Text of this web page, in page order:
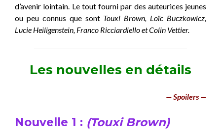
d’avenir lointain. Le tout fourni par des auteurices jeunes
ou peu connus que sont Touxi Brown, Loïc Buczkowicz,
Lucie Heiligenstein, Franco RicciardielloetColin Vettier.
Les nouvelles en détails
— Spoilers —
Nouvelle 1 : (Touxi Brown)